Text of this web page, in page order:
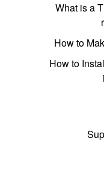
What is a
How to
How to